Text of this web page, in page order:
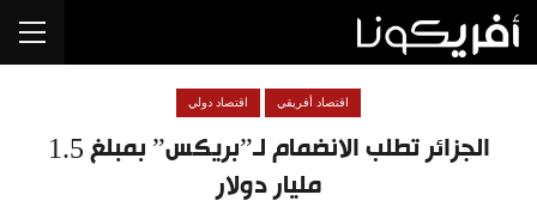
الجزائر تطلب الانضمام لـ”بريكس” بمبلغ 1.5
مليار دولار
اقتصاد أفريقي اقتصاد دولي